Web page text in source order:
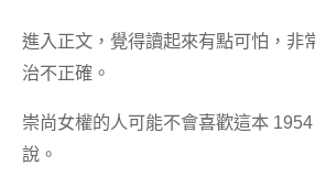
進入正文，覺得讀起來有點可怕，非
治不正確。
崇尚女權的人可能不會喜歡這本
說。